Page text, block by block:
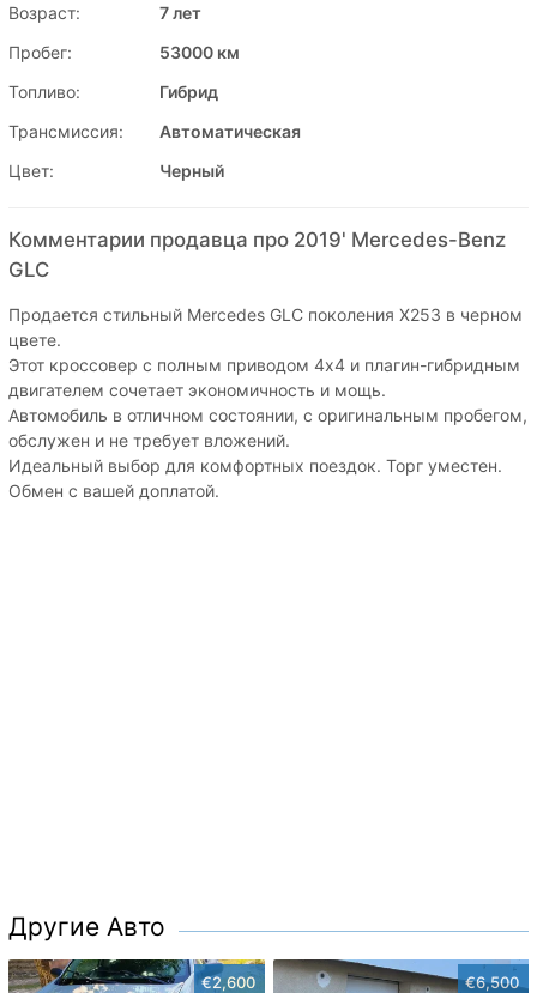
Возраст:
7 лет
Пробег:
53000 км
Топливо:
Гибрид
Трансмиссия:
Автоматическая
Цвет:
Черный
Комментарии продавца про 2019' Mercedes-Benz
GLC
Продается стильный Mercedes GLC поколения X253 в черном
цвете.
Этот кроссовер с полным приводом 4х4 и плагин-гибридным
двигателем сочетает экономичность и мощь.
Автомобиль в отличном состоянии, с оригинальным пробегом,
обслужен и не требует вложений.
Идеальный выбор для комфортных поездок. Торг уместен.
Обмен с вашей доплатой.
Другие Авто
€2,600 €6,500